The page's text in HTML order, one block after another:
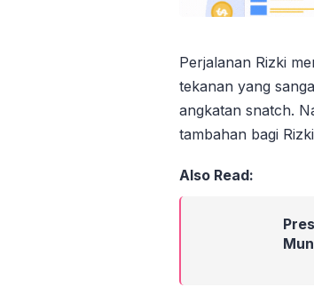
Perjalanan Rizki
tekanan yang
angkatan snatch.
tambahan bagi
Also Read: